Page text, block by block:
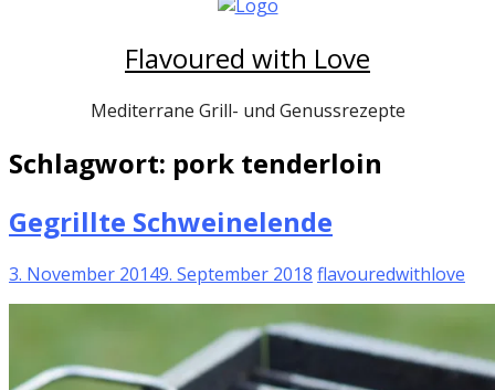
Flavoured with Love
Mediterrane Grill- und Genussrezepte
Schlagwort: pork tenderloin
Gegrillte Schweinelende
3. November 20149. September 2018 flavouredwithlove